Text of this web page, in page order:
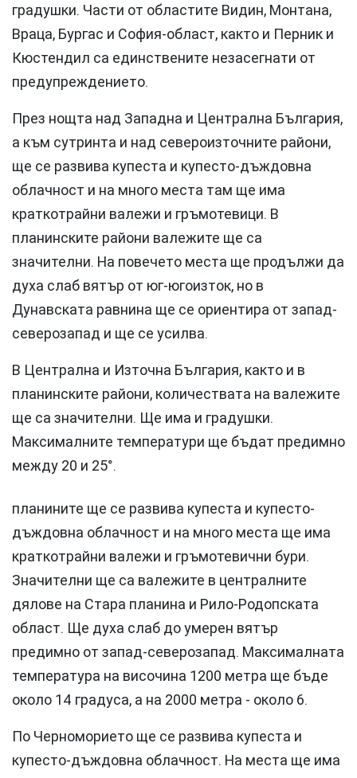
градушки. Части от областите Видин, Монтана,
Враца, Бургас и София-област, както и Перник и
Кюстендил са единствените незасегнати от
предупреждението.
През нощта над Западна и Централна България,
а към сутринта и над североизточните райони,
ще се развива купеста и купесто-дъждовна
облачност и на много места там ще има
краткотрайни валежи и гръмотевици. В
планинските райони валежите ще са
значителни. На повечето места ще продължи да
духа слаб вятър от юг-югоизток, но в
Дунавската равнина ще се ориентира от запад-
северозапад и ще се усилва.
В Централна и Източна България, както и в
планинските райони, количествата на валежите
ще са значителни. Ще има и градушки.
Максималните температури ще бъдат предимно
между 20 и 25°.
планините ще се развива купеста и купесто-
дъждовна облачност и на много места ще има
краткотрайни валежи и гръмотевични бури.
Значителни ще са валежите в централните
дялове на Стара планина и Рило-Родопската
област. Ще духа слаб до умерен вятър
предимно от запад-северозапад. Максималната
температура на височина 1200 метра ще бъде
около 14 градуса, а на 2000 метра - около 6.
По Черноморието ще се развива купеста и
купесто-дъждовна облачност. На места ще има